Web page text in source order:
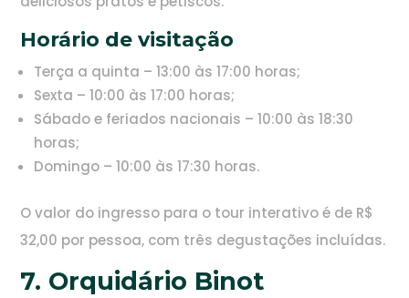
Horário de visitação
Terça a quinta – 13:00 às 17:00 horas;
Sexta – 10:00 às 17:00 horas;
Sábado e feriados nacionais – 10:00 às 18:30
horas;
Domingo – 10:00 às 17:30 horas.
O valor do ingresso para o tour interativo é de R$
32,00 por pessoa, com três degustações incluídas.
7. Orquidário Binot